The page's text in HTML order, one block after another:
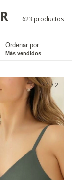
623 productos
Ordenar por:
Más vendidos
1/2